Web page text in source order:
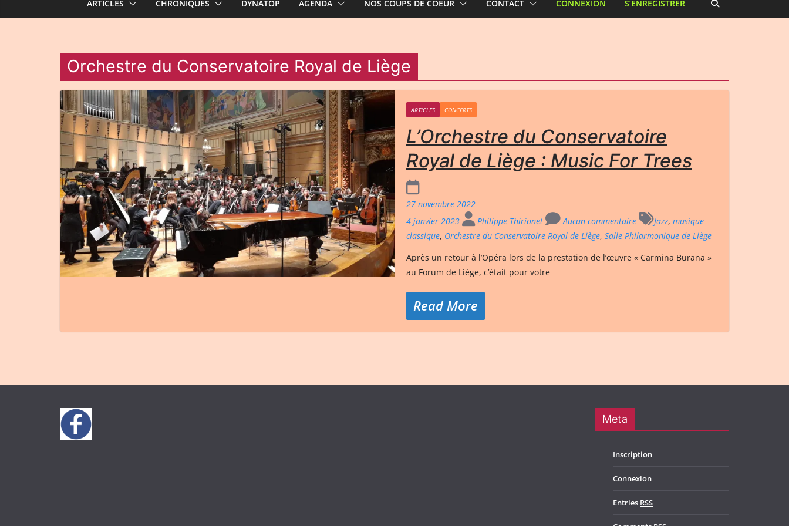
ARTICLES CHRONIQUES DYNATOP AGENDA NOS COUPS DE COEUR CONTACT CONNEXION S’ENREGISTRER
Orchestre du Conservatoire Royal de Liège
ARTICLES CONCERTS
L’Orchestre du Conservatoire
Royal de Liège : Music For Trees
27 novembre 2022
4 janvier 2023
Philippe Thirionet Aucun commentaire Jazz, musique
classique, Orchestre du Conservatoire Royal de Liège, Salle Philarmonique de Liège
Après un retour à l’Opéra lors de la prestation de l’œuvre « Carmina Burana »
au Forum de Liège, c’était pour votre
Read More
Meta
Inscription
Connexion
Entries RSS